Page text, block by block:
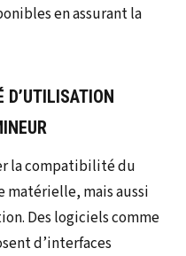
en assurant la
D’UTILISATION
la compatibilité du
mais aussi
Des logiciels comme
d’interfaces